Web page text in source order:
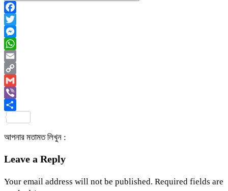
Facebook
Twitter
Messenger
WhatsApp
Email
Copy
Link
Gmail
Viber
আপনার মতামত লিখুন :
Leave a Reply
Your email address will not be published. Required fields are